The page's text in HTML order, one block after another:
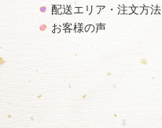
配送エリア・注文方法
お客様の声